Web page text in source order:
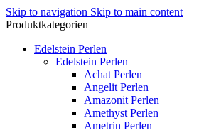
Skip to navigation Skip to main content
Produktkategorien
Edelstein Perlen
Edelstein Perlen
Achat Perlen
Angelit Perlen
Amazonit Perlen
Amethyst Perlen
Ametrin Perlen